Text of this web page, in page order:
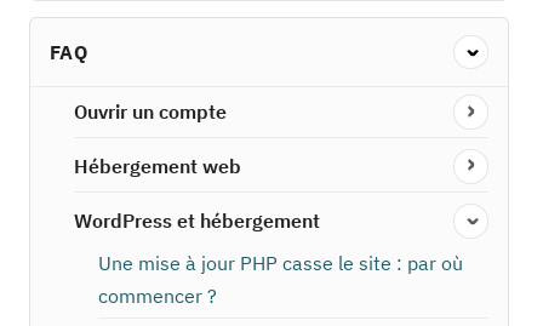
FAQ
Ouvrir un compte
Hébergement web
WordPress et hébergement
Une mise à jour PHP casse le site : par où
commencer ?